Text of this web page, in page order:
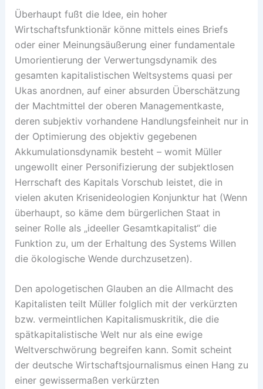
Überhaupt fußt die Idee, ein hoher
Wirtschaftsfunktionär könne mittels eines Briefs
oder einer Meinungsäußerung einer fundamentale
Umorientierung der Verwertungsdynamik des
gesamten kapitalistischen Weltsystems quasi per
Ukas anordnen, auf einer absurden Überschätzung
der Machtmittel der oberen Managementkaste,
deren subjektiv vorhandene Handlungsfeinheit nur in
der Optimierung des objektiv gegebenen
Akkumulationsdynamik besteht – womit Müller
ungewollt einer Personifizierung der subjektlosen
Herrschaft des Kapitals Vorschub leistet, die in
vielen akuten Krisenideologien Konjunktur hat (Wenn
überhaupt, so käme dem bürgerlichen Staat in
seiner Rolle als „ideeller Gesamtkapitalist“ die
Funktion zu, um der Erhaltung des Systems Willen
die ökologische Wende durchzusetzen).
Den apologetischen Glauben an die Allmacht des
Kapitalisten teilt Müller folglich mit der verkürzten
bzw. vermeintlichen Kapitalismuskritik, die die
spätkapitalistische Welt nur als eine ewige
Weltverschwörung begreifen kann. Somit scheint
der deutsche Wirtschaftsjournalismus einen Hang zu
einer gewissermaßen verkürzten